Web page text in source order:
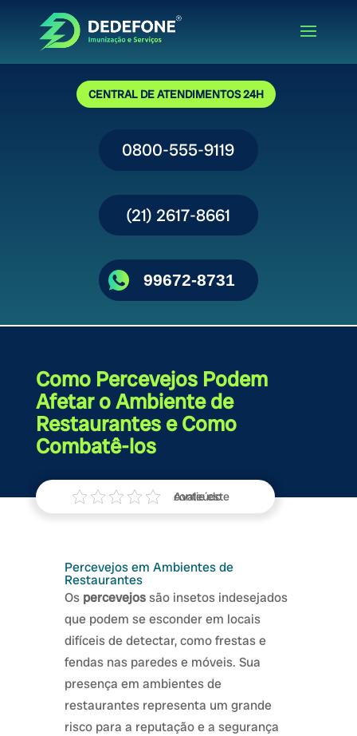
CENTRAL DE ATENDIMENTOS 24H
0800-555-9119
(21) 2617-8661
99672-8731
Como Percevejos Podem
Afetar o Ambiente de
Restaurantes e Como
Combatê-los
Avalie este conteúdo
Percevejos em Ambientes de
Restaurantes
Os percevejossão insetos indesejados
que podem se esconder em locais
difíceis de detectar, como frestas e
fendas nas paredes e móveis. Sua
presença em ambientes de
restaurantes representa um grande
risco para a reputação e a segurança